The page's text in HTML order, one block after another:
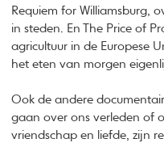
Requiem for Williamsburg,
in steden. En The Price of
agricultuur in de Europese
het eten van morgen
Ook de andere
gaan over ons verleden of
vriendschap en liefde, zijn